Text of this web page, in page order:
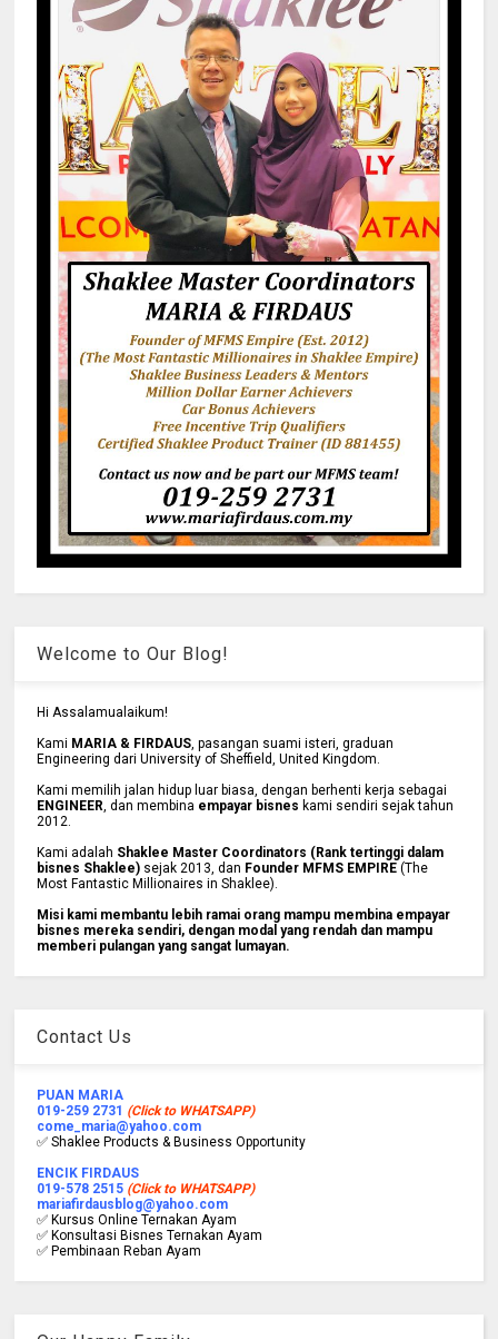
Welcome to Our Blog!
Hi Assalamualaikum!
Kami MARIA & FIRDAUS , pasangan suami isteri, graduan
Engineering dari University of Sheffield, United Kingdom.
Kami memilih jalan hidup luar biasa, dengan berhenti kerja sebagai
ENGINEER , dan membina empayar bisnes kami sendiri sejak tahun
2012.
Kami adalah Shaklee Master Coordinators (Rank tertinggi dalam
bisnes Shaklee) sejak 2013, dan Founder MFMS EMPIRE (The
Most Fantastic Millionaires in Shaklee).
Misi kami membantu lebih ramai orang mampu membina empayar
bisnes mereka sendiri, dengan modal yang rendah dan mampu
memberi pulangan yang sangat lumayan.
Contact Us
PUAN MARIA
019-259 2731 (Click to WHATSAPP)
come_maria@yahoo.com
✅ Shaklee Products & Business Opportunity
ENCIK FIRDAUS
019-578 2515 (Click to WHATSAPP)
mariafirdausblog@yahoo.com
✅ Kursus Online Ternakan Ayam
✅ Konsultasi Bisnes Ternakan Ayam
✅ Pembinaan Reban Ayam